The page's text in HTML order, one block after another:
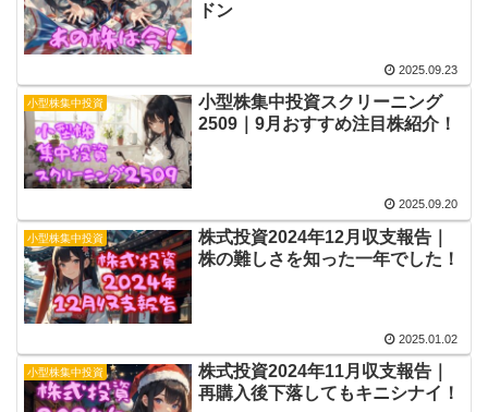
ドン
2025.09.23
小型株集中投資
小型株集中投資スクリーニング
2509｜9月おすすめ注目株紹介！
2025.09.20
小型株集中投資
株式投資2024年12月収支報告｜
株の難しさを知った一年でした！
2025.01.02
小型株集中投資
株式投資2024年11月収支報告｜
再購入後下落してもキニシナイ！